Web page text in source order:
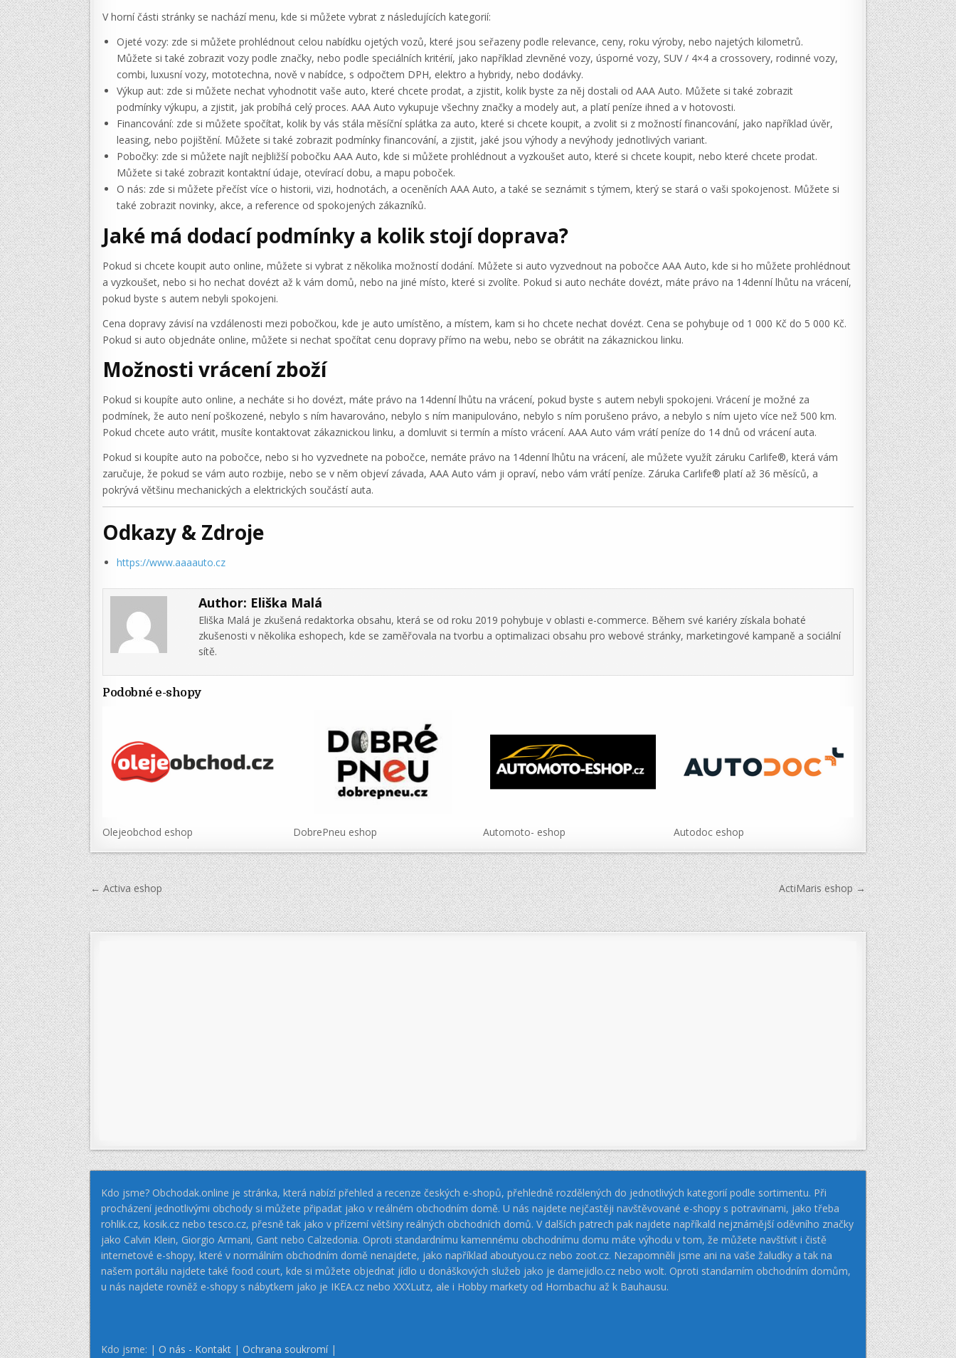
V horní části stránky se nachází menu, kde si můžete vybrat z následujících kategorií:
Ojeté vozy: zde si můžete prohlédnout celou nabídku ojetých vozů, které jsou seřazeny podle relevance, ceny, roku výroby, nebo najetých kilometrů.
Můžete si také zobrazit vozy podle značky, nebo podle speciálních kritérií, jako například zlevněné vozy, úsporné vozy, SUV / 4×4 a crossovery, rodinné vozy,
combi, luxusní vozy, mototechna, nově v nabídce, s odpočtem DPH, elektro a hybridy, nebo dodávky.
Výkup aut: zde si můžete nechat vyhodnotit vaše auto, které chcete prodat, a zjistit, kolik byste za něj dostali od AAA Auto. Můžete si také zobrazit
podmínky výkupu, a zjistit, jak probíhá celý proces. AAA Auto vykupuje všechny značky a modely aut, a platí peníze ihned a v hotovosti.
Financování: zde si můžete spočítat, kolik by vás stála měsíční splátka za auto, které si chcete koupit, a zvolit si z možností financování, jako například úvěr,
leasing, nebo pojištění. Můžete si také zobrazit podmínky financování, a zjistit, jaké jsou výhody a nevýhody jednotlivých variant.
Pobočky: zde si můžete najít nejbližší pobočku AAA Auto, kde si můžete prohlédnout a vyzkoušet auto, které si chcete koupit, nebo které chcete prodat.
Můžete si také zobrazit kontaktní údaje, otevírací dobu, a mapu poboček.
O nás: zde si můžete přečíst více o historii, vizi, hodnotách, a oceněních AAA Auto, a také se seznámit s týmem, který se stará o vaši spokojenost. Můžete si
také zobrazit novinky, akce, a reference od spokojených zákazníků.
Jaké má dodací podmínky a kolik stojí doprava?
Pokud si chcete koupit auto online, můžete si vybrat z několika možností dodání. Můžete si auto vyzvednout na pobočce AAA Auto, kde si ho můžete prohlédnout
a vyzkoušet, nebo si ho nechat dovézt až k vám domů, nebo na jiné místo, které si zvolíte. Pokud si auto necháte dovézt, máte právo na 14denní lhůtu na vrácení,
pokud byste s autem nebyli spokojeni.
Cena dopravy závisí na vzdálenosti mezi pobočkou, kde je auto umístěno, a místem, kam si ho chcete nechat dovézt. Cena se pohybuje od 1 000 Kč do 5 000 Kč.
Pokud si auto objednáte online, můžete si nechat spočítat cenu dopravy přímo na webu, nebo se obrátit na zákaznickou linku.
Možnosti vrácení zboží
Pokud si koupíte auto online, a necháte si ho dovézt, máte právo na 14denní lhůtu na vrácení, pokud byste s autem nebyli spokojeni. Vrácení je možné za
podmínek, že auto není poškozené, nebylo s ním havarováno, nebylo s ním manipulováno, nebylo s ním porušeno právo, a nebylo s ním ujeto více než 500 km.
Pokud chcete auto vrátit, musíte kontaktovat zákaznickou linku, a domluvit si termín a místo vrácení. AAA Auto vám vrátí peníze do 14 dnů od vrácení auta.
Pokud si koupíte auto na pobočce, nebo si ho vyzvednete na pobočce, nemáte právo na 14denní lhůtu na vrácení, ale můžete využít záruku Carlife®, která vám
zaručuje, že pokud se vám auto rozbije, nebo se v něm objeví závada, AAA Auto vám ji opraví, nebo vám vrátí peníze. Záruka Carlife® platí až 36 měsíců, a
pokrývá většinu mechanických a elektrických součástí auta.
Odkazy & Zdroje
https://www.aaaauto.cz
Author: Eliška Malá
Eliška Malá je zkušená redaktorka obsahu, která se od roku 2019 pohybuje v oblasti e-commerce. Během své kariéry získala bohaté
zkušenosti v několika eshopech, kde se zaměřovala na tvorbu a optimalizaci obsahu pro webové stránky, marketingové kampaně a sociální
sítě.
Podobné e-shopy
Olejeobchod eshop DobrePneu eshop Automoto- eshop Autodoc eshop
Navigace
pro
příspěvek
← Activa eshop ActiMaris eshop →
Kdo jsme? Obchodak.online je stránka, která nabízí přehled a recenze českých e-shopů, přehledně rozdělených do jednotlivých kategorií podle sortimentu. Při
procházení jednotlivými obchody si můžete připadat jako v reálném obchodním domě. U nás najdete nejčastěji navštěvované e-shopy s potravinami, jako třeba
rohlik.cz, kosik.cz nebo tesco.cz, přesně tak jako v přízemí většiny reálných obchodních domů. V dalších patrech pak najdete napříkald nejznámější oděvního značky
jako Calvin Klein, Giorgio Armani, Gant nebo Calzedonia. Oproti standardnímu kamennému obchodnímu domu máte výhodu v tom, že můžete navštívit i čistě
internetové e-shopy, které v normálním obchodním domě nenajdete, jako například aboutyou.cz nebo zoot.cz. Nezapomněli jsme ani na vaše žaludky a tak na
našem portálu najdete také food court, kde si můžete objednat jídlo u donáškových služeb jako je damejidlo.cz nebo wolt. Oproti standarním obchodním domům,
u nás najdete rovněž e-shopy s nábytkem jako je IKEA.cz nebo XXXLutz, ale i Hobby markety od Hornbachu až k Bauhausu.
Kdo jsme: | O nás - Kontakt | Ochrana soukromí|